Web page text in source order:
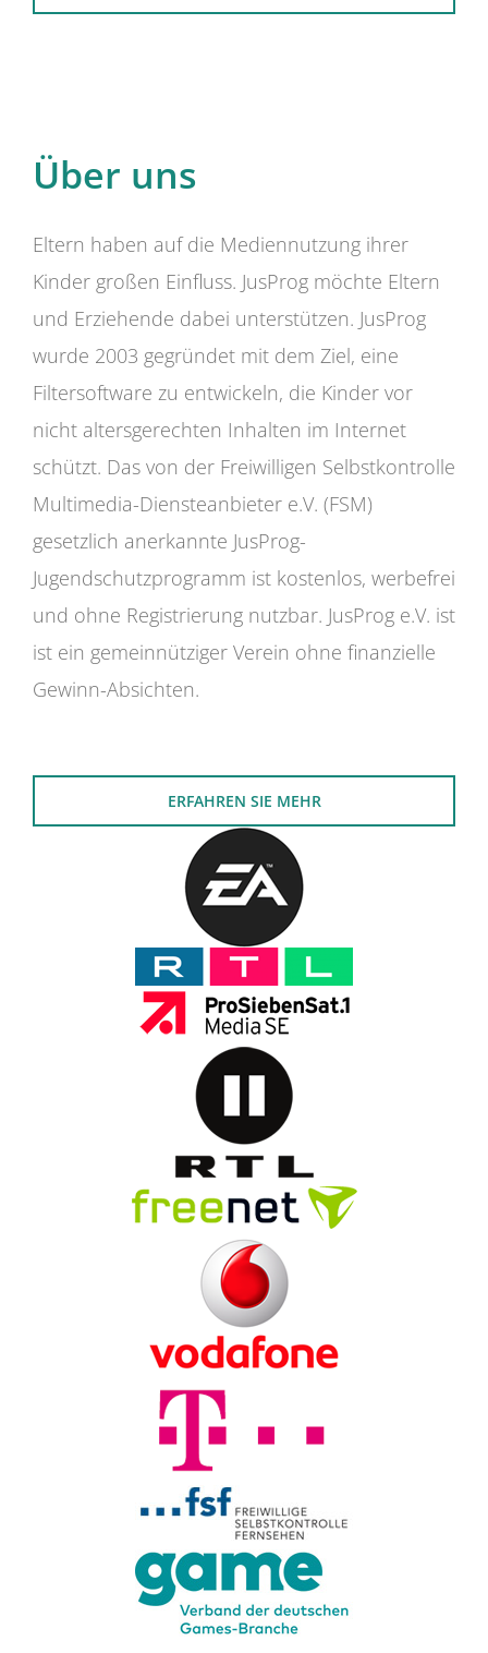
Über uns
Eltern haben auf die Mediennutzung ihrer
Kinder großen Einfluss. JusProg möchte Eltern
und Erziehende dabei unterstützen. JusProg
wurde 2003 gegründet mit dem Ziel, eine
Filtersoftware zu entwickeln, die Kinder vor
nicht altersgerechten Inhalten im Internet
schützt. Das von der Freiwilligen Selbstkontrolle
Multimedia-Diensteanbieter e.V. (FSM)
gesetzlich anerkannte JusProg-
Jugendschutzprogramm ist kostenlos, werbefrei
und ohne Registrierung nutzbar. JusProg e.V. ist
ist ein gemeinnütziger Verein ohne finanzielle
Gewinn-Absichten.
ERFAHREN SIE MEHR